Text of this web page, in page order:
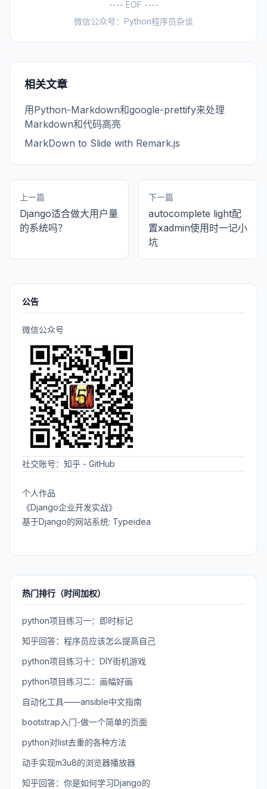
---- EOF ----
微信公众号：Python程序员杂谈
相关文章
用Python-Markdown和google-prettify来处理
Markdown和代码高亮
MarkDown to Slide with Remark.js
上一篇
Django适合做大用户量
的系统吗？
下一篇
autocomplete light配
置xadmin使用时一记小
坑
公告
微信公众号
社交账号： 知乎 - GitHub
个人作品
《Django企业开发实战》
基于Django的网站系统: Typeidea
热门排行（时间加权）
python项目练习一：即时标记
知乎回答：程序员应该怎么提高自己
python项目练习十：DIY街机游戏
python项目练习二：画幅好画
自动化工具——ansible中文指南
bootstrap入门-做一个简单的页面
python对list去重的各种方法
动手实现m3u8的浏览器播放器
知乎回答：你是如何学习Django的